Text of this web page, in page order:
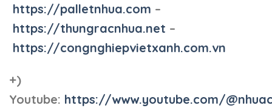
https://palletnhua.com –
https://thungracnhua.net –
https://congnghiepvietxanh.com.vn
+)
Youtube: https://www.youtube.com/